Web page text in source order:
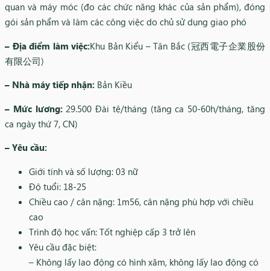
quan và máy móc (đo các chức năng khác của sản phẩm), đóng
gói sản phẩm và làm các công việc do chủ sử dụng giao phó
– Địa điểm làm việc:Khu Bản Kiểu – Tân Bắc (冠西電子企業股份
有限公司)
– Nhà máy tiếp nhận: Bản Kiều
– Mức lương:29.500 Đài tệ/tháng (tăng ca 50-60h/tháng, tăng
ca ngày thứ 7, CN)
– Yêu cầu:
Giới tính và số lượng: 03 nữ
Độ tuổi: 18-25
Chiều cao / cân nặng: 1m56, cân nặng phù hợp với chiều
cao
Trình độ học vấn: Tốt nghiệp cấp 3 trở lên
Yêu cầu đặc biệt:
– Không lấy lao động có hình xăm, không lấy lao động có